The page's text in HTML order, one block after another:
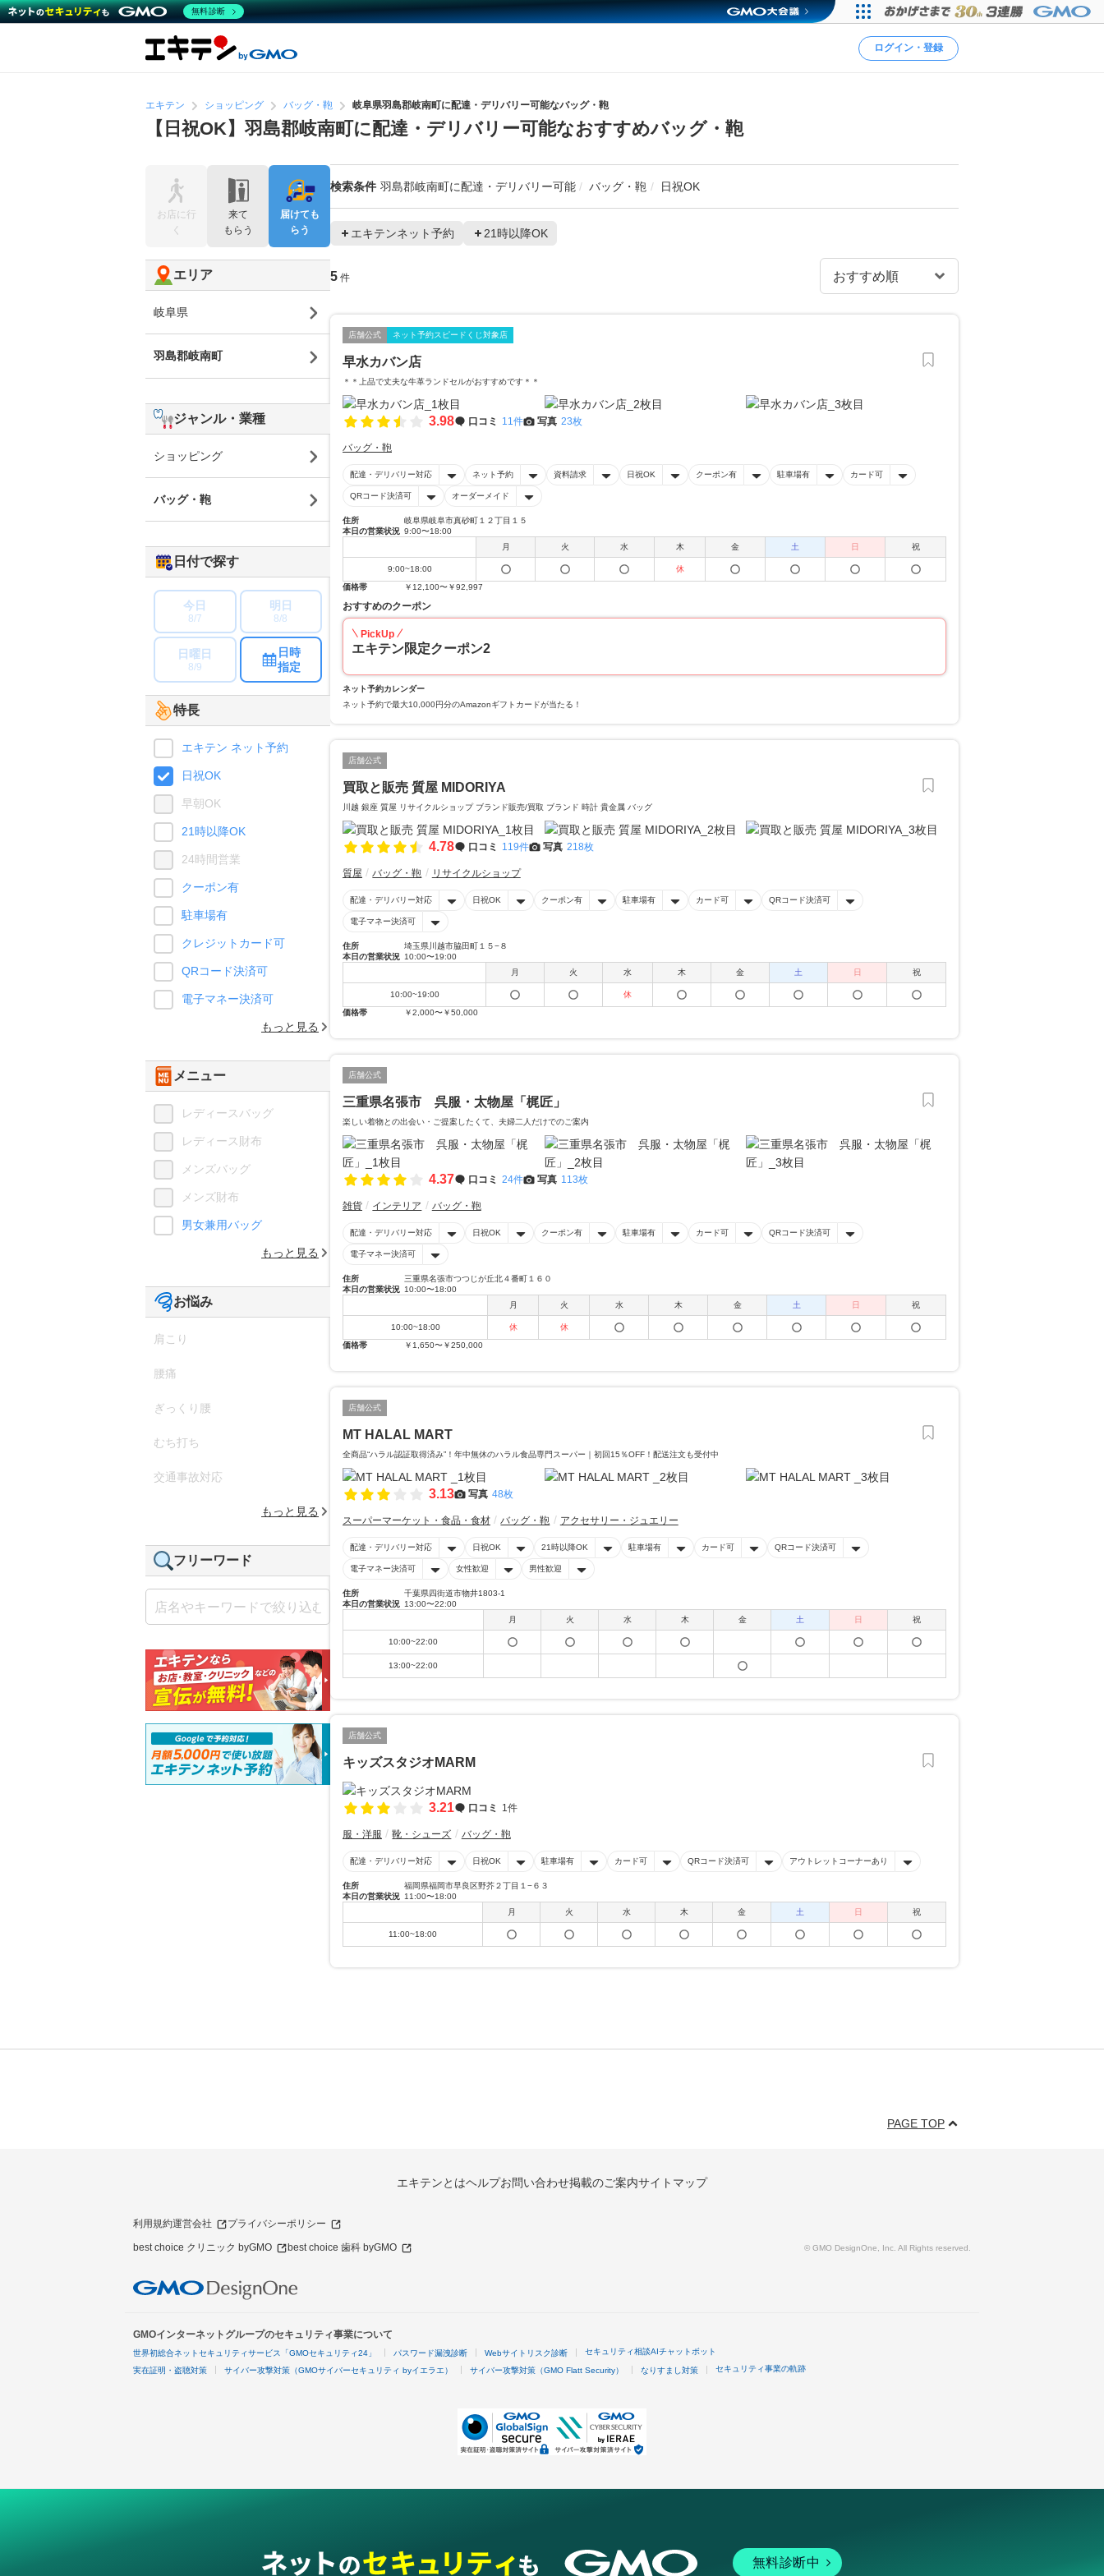
ログイン・登録
エキテン ショッピング バッグ・鞄 岐阜県羽島郡岐南町に配達・デリバリー可能なバッグ・鞄
【日祝OK】羽島郡岐南町に配達・デリバリー可能なおすすめバッグ・鞄
検索条件 羽島郡岐南町に配達・デリバリー可能 バッグ・鞄 日祝OK
エキテンネット予約 21時以降OK
5 件
店舗公式 ネット予約スピードくじ対象店
早水カバン店
＊＊上品で丈夫な牛革ランドセルがおすすめです＊＊
3.98 口コミ 11件 写真 23枚
バッグ・鞄
配達・デリバリー対応 ネット予約 資料請求 日祝OK クーポン有 駐車場有 カード可
QRコード決済可 オーダーメイド
住所
岐阜県岐阜市真砂町１２丁目１５
本日の営業状況 9:00〜18:00
月
火 水 木 金 土 日 祝
9:00~18:00
休
価格帯
￥12,100〜￥92,997
おすすめのクーポン
PickUp
エキテン限定クーポン2
ネット予約カレンダー
ネット予約で最大10,000円分のAmazonギフトカードが当たる！
店舗公式
買取と販売 質屋 MIDORIYA
川越 銀座 質屋 リサイクルショップ ブランド販売/買取 ブランド 時計 貴金属 バッグ
4.78 口コミ 119件 写真 218枚
質屋 バッグ・鞄 リサイクルショップ
配達・デリバリー対応 日祝OK クーポン有 駐車場有 カード可 QRコード決済可
電子マネー決済可
住所
埼玉県川越市脇田町１５−８
本日の営業状況 10:00〜19:00
月
火 水 木 金 土 日 祝
10:00~19:00
休
価格帯
￥2,000〜￥50,000
店舗公式
三重県名張市 呉服・太物屋「梶匠」
楽しい着物との出会い・ご提案したくて、夫婦二人だけでのご案内
4.37 口コミ 24件 写真 113枚
雑貨 インテリア バッグ・鞄
配達・デリバリー対応 日祝OK クーポン有 駐車場有 カード可 QRコード決済可
電子マネー決済可
住所
三重県名張市つつじが丘北４番町１６０
本日の営業状況 10:00〜18:00
月
火 水 木 金 土 日 祝
10:00~18:00 休
休
価格帯
￥1,650〜￥250,000
店舗公式
MT HALAL MART
全商品“ハラル認証取得済み”！年中無休のハラル食品専門スーパー｜初回15％OFF！配送注文も受付中
3.13 写真 48枚
スーパーマーケット・食品・食材 バッグ・鞄 アクセサリー・ジュエリー
配達・デリバリー対応 日祝OK 21時以降OK 駐車場有 カード可 QRコード決済可
電子マネー決済可 女性歓迎 男性歓迎
住所
千葉県四街道市物井1803-1
本日の営業状況 13:00〜22:00
月
火 水 木 金 土 日 祝
10:00~22:00
13:00~22:00
店舗公式
キッズスタジオMARM
3.21 口コミ 1件
服・洋服 靴・シューズ バッグ・鞄
配達・デリバリー対応 日祝OK 駐車場有 カード可 QRコード決済可 アウトレットコーナーあり
住所
福岡県福岡市早良区野芥２丁目１−６３
本日の営業状況 11:00〜18:00
月
火 水 木 金 土 日 祝
11:00~18:00
お店に行
く
来て
もらう
届けても
らう
エリア
岐阜県
羽島郡岐南町
ジャンル・業種
ショッピング
バッグ・鞄
日付で探す
今日
8/7
明日
8/8
日曜日
8/9
日時
指定
特長
エキテン ネット予約
日祝OK
早朝OK
21時以降OK
24時間営業
クーポン有
駐車場有
クレジットカード可
QRコード決済可
電子マネー決済可
もっと見る
メニュー
レディースバッグ
レディース財布
メンズバッグ
メンズ財布
男女兼用バッグ
もっと見る
お悩み
肩こり
腰痛
ぎっくり腰
むち打ち
交通事故対応
もっと見る
フリーワード
PAGE TOP
エキテンとはヘルプお問い合わせ掲載のご案内サイトマップ
利用規約運営会社 プライバシーポリシー
best choice クリニック byGMO best choice 歯科 byGMO © GMO DesignOne, Inc. All Rights reserved.
GMOインターネットグループのセキュリティ事業について
世界初総合ネットセキュリティサービス「GMOセキュリティ24」 パスワード漏洩診断 Webサイトリスク診断 セキュリティ相談AIチャットボット
実在証明・盗聴対策 サイバー攻撃対策（GMOサイバーセキュリティ byイエラエ） サイバー攻撃対策（GMO Flatt Security） なりすまし対策 セキュリティ事業の軌跡
無料診断中
無料診断